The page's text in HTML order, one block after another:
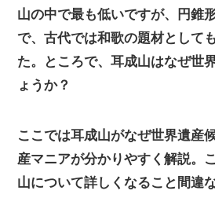
山の中で最も低いですが、円錐
で、古代では和歌の題材として
た。ところで、耳成山はなぜ世
ょうか？
ここでは耳成山がなぜ世界遺産
産マニアが分かりやすく解説。
山について詳しくなること間違